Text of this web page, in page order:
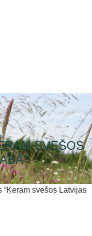
SVEŠOS
“Ķeram svešos Latvijas